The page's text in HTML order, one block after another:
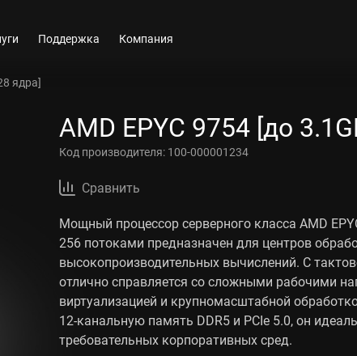
Поддержка Компания
ядра]
AMD EPYC 9754 [до
Код производителя: 100-000001234
Сравнить
Мощный процессор серверного класса AMD
256 потоками предназначен для центров
высокопроизводительных вычислений. С
отлично справляется со сложными рабочими
виртуализацией и крупномасштабной
12-канальную память DDR5 и PCIe 5.0, он
требовательных корпоративных сред.